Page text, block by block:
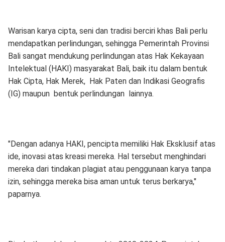
Warisan karya cipta, seni dan tradisi berciri khas Bali perlu
mendapatkan perlindungan, sehingga Pemerintah Provinsi
Bali sangat mendukung perlindungan atas Hak Kekayaan
Intelektual (HAKI) masyarakat Bali, baik itu dalam bentuk
Hak Cipta, Hak Merek, Hak Paten dan Indikasi Geografis
(IG) maupun bentuk perlindungan lainnya.
"Dengan adanya HAKI, pencipta memiliki Hak Eksklusif atas
ide, inovasi atas kreasi mereka. Hal tersebut menghindari
mereka dari tindakan plagiat atau penggunaan karya tanpa
izin, sehingga mereka bisa aman untuk terus berkarya,"
paparnya.